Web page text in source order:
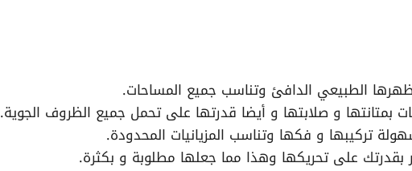
الطبيعي الدافئ وتناسب جميع المساحات.
بمتانتها و صلابتها و أيضا قدرتها على تحمل جميع الظروف الجوية.
تركيبها و فكها وتناسب المزيانيات المحدودة.
بقدرتك على تحريكها وهذا مما جعلها مطلوبة و بكثرة.